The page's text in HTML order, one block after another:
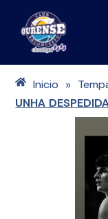
Inicio »
UNHA